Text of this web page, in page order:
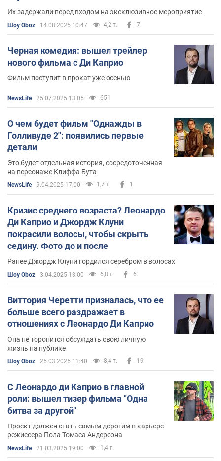
Их задержали перед входом на эксклюзивное мероприятие
Шоу Oboz 14.08.2025 10:47 4,2 т. 7
Черная комедия: вышел трейлер
нового фильма с Ди Каприо
Фильм поступит в прокат уже осенью
NewsLife 25.07.2025 13:05 651
О чем будет фильм "Однажды в
Голливуде 2": появились первые
детали
Это будет отдельная история, сосредоточенная
на персонаже Клиффа Бута
NewsLife 9.04.2025 17:00 1,7 т. 1
Кризис среднего возраста? Леонардо
Ди Каприо и Джордж Клуни
покрасили волосы, чтобы скрыть
седину. Фото до и после
Ранее Джордж Клуни гордился серебром в волосах
Шоу Oboz 3.04.2025 13:00 6,8 т. 6
Виттория Черетти призналась, что ее
больше всего раздражает в
отношениях с Леонардо Ди Каприо
Она не торопится обсуждать свою личную
жизнь на публике
Шоу Oboz 25.03.2025 11:40 8,4 т. 19
С Леонардо ди Каприо в главной
роли: вышел тизер фильма "Одна
битва за другой"
Проект должен стать самым дорогим в карьере
режиссера Пола Томаса Андерсона
NewsLife 21.03.2025 19:00 1,4 т.